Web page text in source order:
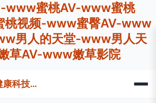
www蜜桃AV-www蜜桃
视频-www蜜臀AV-www
男人的天堂-www男人天
草AV-www嫩草影院
北京金博智慧健康科技有限公司